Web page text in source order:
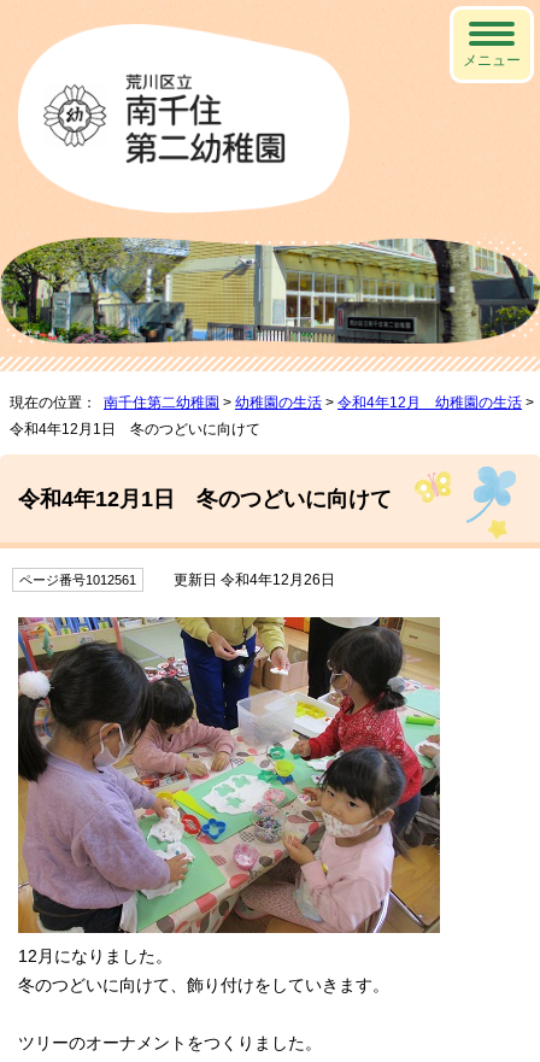
メニュー
現在の位置： 南千住第二幼稚園 > 幼稚園の生活 > 令和4年12月 幼稚園の生活 >
令和4年12月1日 冬のつどいに向けて
令和4年12月1日 冬のつどいに向けて
ページ番号1012561 更新日 令和4年12月26日
12月になりました。
冬のつどいに向けて、飾り付けをしていきます。
ツリーのオーナメントをつくりました。